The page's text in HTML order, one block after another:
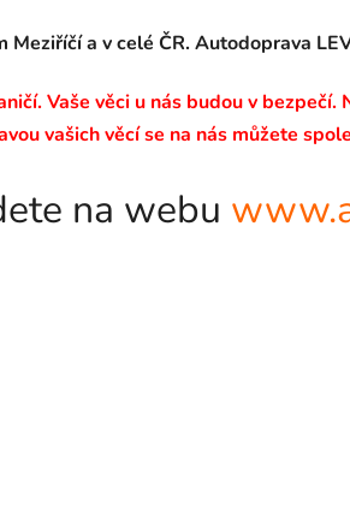
a v celé ČR. Autodoprava
Vaše věci u nás budou v
vašich věcí se na nás můžete
na webu